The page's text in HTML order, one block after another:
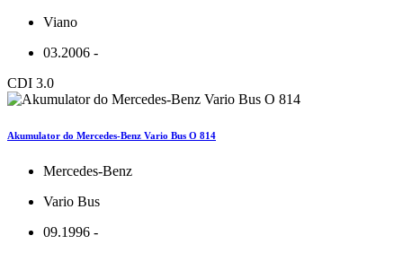
Viano
03.2006 -
CDI 3.0
Akumulator do Mercedes-Benz Vario Bus O 814
Mercedes-Benz
Vario Bus
09.1996 -